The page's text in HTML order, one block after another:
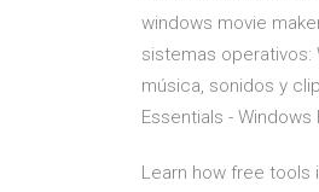
windows movie
sistemas operativos:
música, sonidos y
Essentials - Windows
Learn how free tools